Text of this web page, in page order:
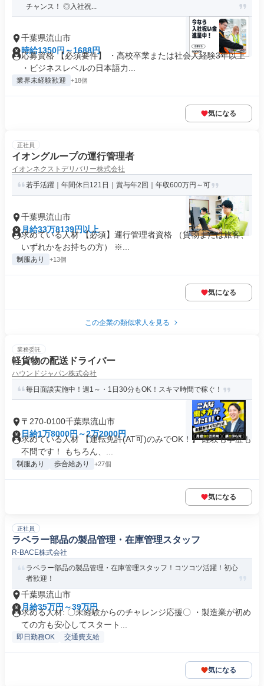
チャンス！ ◎入社祝...
千葉県流山市
時給1350円～1688円
応募資格 【必須要件】 ・高校卒業または社会人経験3年以上
・ビジネスレベルの日本語力...
業界未経験歓迎 +18個
気になる
正社員
イオングループの運行管理者
イオンネクストデリバリー株式会社
若手活躍｜年間休日121日｜賞与年2回｜年収600万円～可
千葉県流山市
月給33万8139円以上
求めている人材 【必須】運行管理者資格 （貨物または旅客、
いずれかをお持ちの方） ※...
制服あり +13個
気になる
この企業の類似求人を見る
業務委託
軽貨物の配送ドライバー
ハウンドジャパン株式会社
毎日面談実施中！週1～・1日30分もOK！スキマ時間で稼ぐ！
〒270-0100千葉県流山市
日給1万8000円～2万2000円
求めている人材 【運転免許(AT可)のみでOK！】 経験も学歴も
不問です！ もちろん、...
制服あり 歩合給あり +27個
気になる
正社員
ラベラー部品の製品管理・在庫管理スタッフ
R-BACE株式会社
ラベラー部品の製品管理・在庫管理スタッフ！コツコツ活躍！初心
者歓迎！
千葉県流山市
月給35万円～39万円
求める人材: 〇未経験からのチャレンジ応援〇 ・製造業が初め
ての方も安心してスタート...
即日勤務OK 交通費支給
気になる